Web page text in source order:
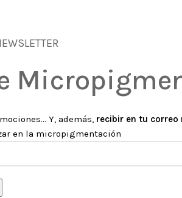
Y, además, recibir en tu correo
en la micropigmentación